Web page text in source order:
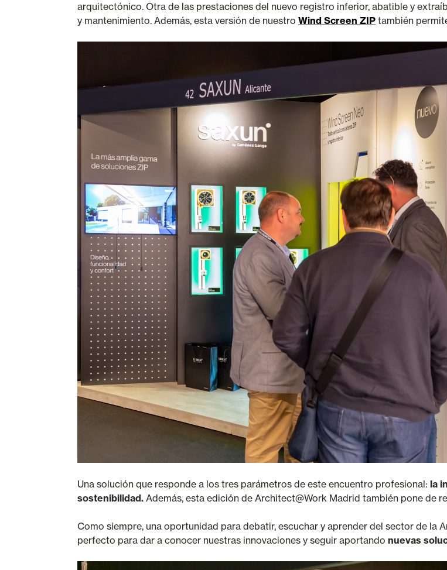
arquitectónico. Otra de las prestaciones del nuevo registro inferior, abatible y
y mantenimiento. Además, esta versión de nuestro Wind Screen ZIP también
Una solución que responde a los tres parámetros de este encuentro profesional: la
sostenibilidad. Además, esta edición de Architect@Work Madrid también pone de
Como siempre, una oportunidad para debatir, escuchar y aprender del sector de la
perfecto para dar a conocer nuestras innovaciones y seguir aportando nuevas